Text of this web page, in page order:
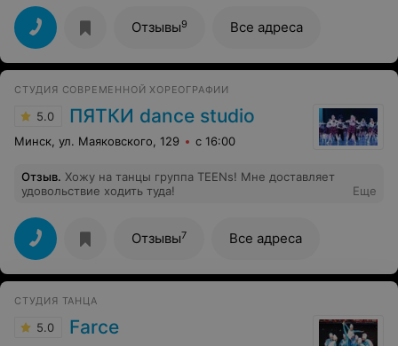
атмосфера, дружелюбный коллектив, интересные
тренировки. Очень большой зал, всем хватает места.
Теперь я не могу представить свою жизнь без танцев!
Спасибо огромное за то, что вы есть!
Отзывы9 Все адреса
СТУДИЯ СОВРЕМЕННОЙ ХОРЕОГРАФИИ
5.0 ПЯТКИ dance studio
Минск, ул. Маяковского, 129 с 16:00
Отзыв. Хожу на танцы группа ТЕЕNs! Мне доставляет
удовольствие ходить туда!
Еще
Отзывы7 Все адреса
СТУДИЯ ТАНЦА
5.0 Farce